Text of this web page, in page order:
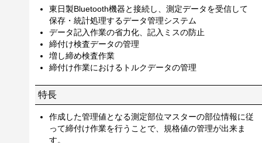
東日製Bluetooth機器と接続し、測定データを受信して
保存・統計処理するデータ管理システム
データ記入作業の省力化、記入ミスの防止
締付け検査データの管理
増し締め検査作業
締付け作業におけるトルクデータの管理
特長
作成した管理値となる測定部位マスターの部位情報に従
って締付け作業を行うことで、規格値の管理が出来ま
す。